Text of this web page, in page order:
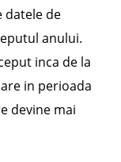
datele de
anului.
inca de la
in perioada
devine mai